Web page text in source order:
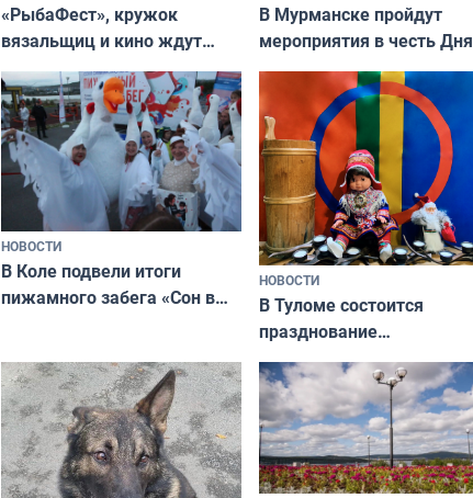
«РыбаФест», кружок
вязальщиц и кино ждут
мурманчан в эти выходные
В Мурманске пройдут
мероприятия в честь Дня
физкультурника
НОВОСТИ
В Коле подвели итоги
пижамного забега «Сон в
НОВОСТИ
В Туломе состоится
празднование
Международного дня
коренных народов мира